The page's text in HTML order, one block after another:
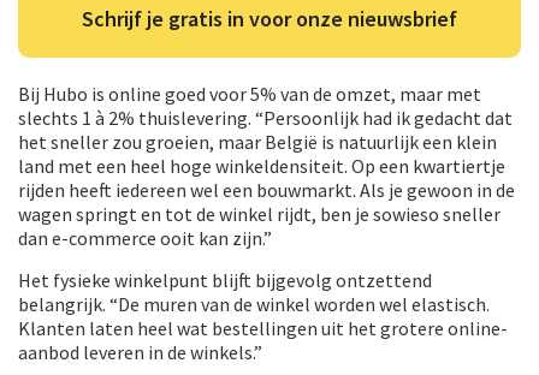
Schrijf je gratis in voor onze nieuwsbrief
Bij Hubo is online goed voor 5% van de omzet, maar met
slechts 1 à 2% thuislevering. “Persoonlijk had ik gedacht dat
het sneller zou groeien, maar België is natuurlijk een klein
land met een heel hoge winkeldensiteit. Op een kwartiertje
rijden heeft iedereen wel een bouwmarkt. Als je gewoon in de
wagen springt en tot de winkel rijdt, ben je sowieso sneller
dan e-commerce ooit kan zijn.”
Het fysieke winkelpunt blijft bijgevolg ontzettend
belangrijk. “De muren van de winkel worden wel elastisch.
Klanten laten heel wat bestellingen uit het grotere online-
aanbod leveren in de winkels.”